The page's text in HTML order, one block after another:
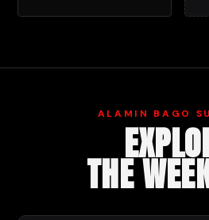
ALAMIN BAGO
THE